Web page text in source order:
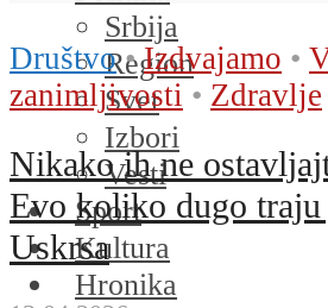
Srbija
Region
Svet
Izbori
Vesti
Sport
Kultura
Hronika
Društvo • Izdvajamo •
zanimljivosti • Zdravlje
Nikako ih ne
Evo koliko dugo traju
Uskrsa